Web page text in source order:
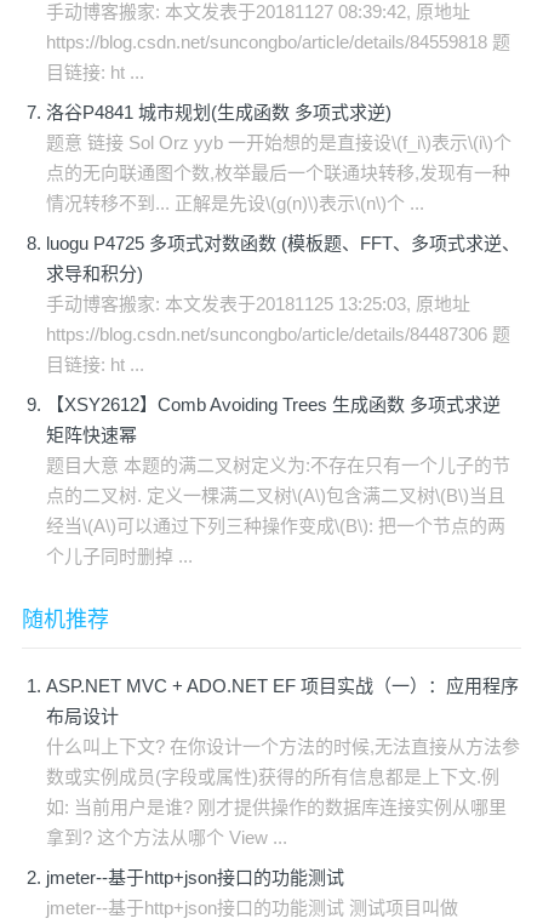
手动博客搬家: 本文发表于20181127 08:39:42, 原地址
https://blog.csdn.net/suncongbo/article/details/84559818 题
目链接: ht ...
洛谷P4841 城市规划(生成函数 多项式求逆)
题意 链接 Sol Orz yyb 一开始想的是直接设\(f_i\)表示\(i\)个
点的无向联通图个数,枚举最后一个联通块转移,发现有一种
情况转移不到... 正解是先设\(g(n)\)表示\(n\)个 ...
luogu P4725 多项式对数函数 (模板题、FFT、多项式求逆、
求导和积分)
手动博客搬家: 本文发表于20181125 13:25:03, 原地址
https://blog.csdn.net/suncongbo/article/details/84487306 题
目链接: ht ...
【XSY2612】Comb Avoiding Trees 生成函数 多项式求逆
矩阵快速幂
题目大意 本题的满二叉树定义为:不存在只有一个儿子的节
点的二叉树. 定义一棵满二叉树\(A\)包含满二叉树\(B\)当且
经当\(A\)可以通过下列三种操作变成\(B\): 把一个节点的两
个儿子同时删掉 ...
随机推荐
ASP.NET MVC + ADO.NET EF 项目实战（一）：应用程序
布局设计
什么叫上下文? 在你设计一个方法的时候,无法直接从方法参
数或实例成员(字段或属性)获得的所有信息都是上下文.例
如: 当前用户是谁? 刚才提供操作的数据库连接实例从哪里
拿到? 这个方法从哪个 View ...
jmeter--基于http+json接口的功能测试
jmeter--基于http+json接口的功能测试 测试项目叫做